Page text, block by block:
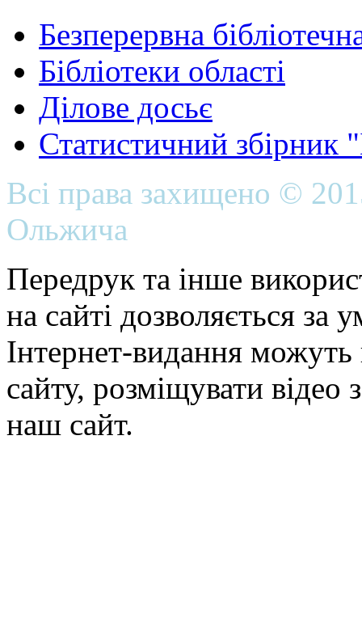
Безперервна
Бібліотеки області
Ділове досьє
Статистичний
Всі права захищено ©
Ольжича
Передрук та інше
на сайті дозволяється
Інтернет-видання можуть
сайту, розміщувати відео
наш сайт.